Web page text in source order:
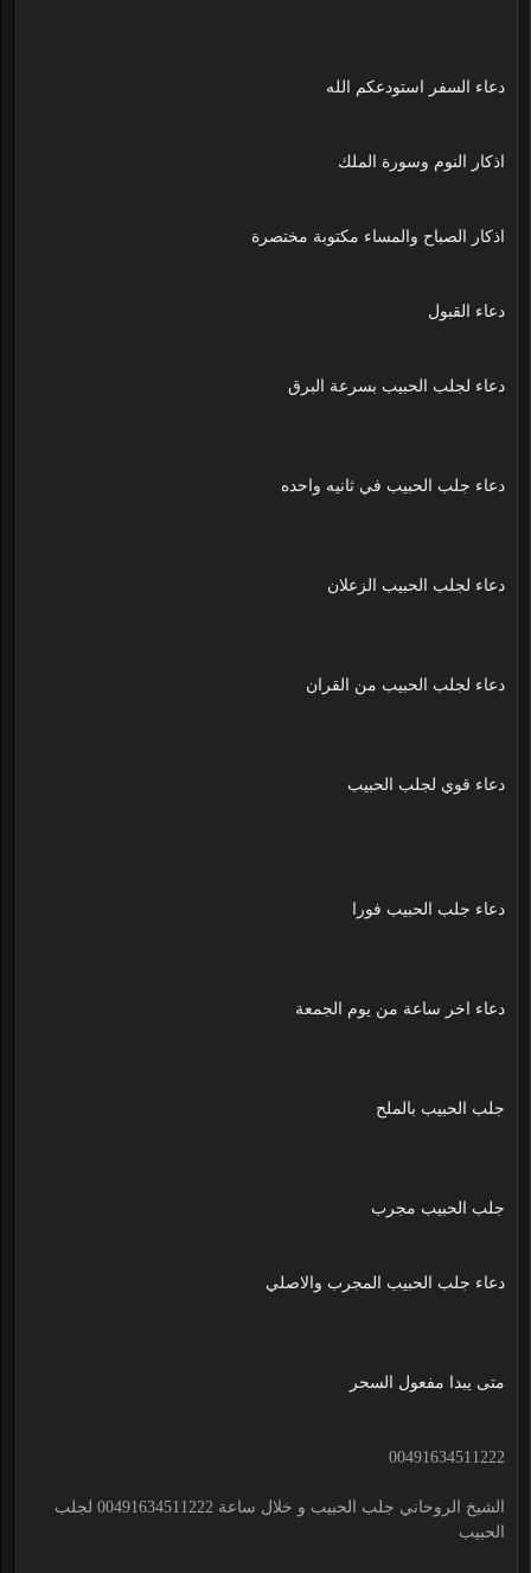
دعاء السفر استودعكم الله
اذكار النوم وسورة الملك
اذكار الصباح والمساء مكتوبة مختصرة
دعاء القبول
دعاء لجلب الحبيب بسرعة البرق
دعاء جلب الحبيب في ثانيه واحده
دعاء لجلب الحبيب الزعلان
دعاء لجلب الحبيب من القران
دعاء قوي لجلب الحبيب
دعاء جلب الحبيب فورا
دعاء اخر ساعة من يوم الجمعة
جلب الحبيب بالملح
جلب الحبيب مجرب
دعاء جلب الحبيب المجرب والاصلي
متى يبدا مفعول السحر
00491634511222
الشيخ الروحاني جلب الحبيب و خلال ساعة 00491634511222 لجلب
الحبيب